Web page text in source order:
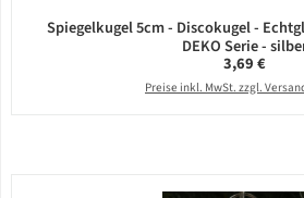
Spiegelkugel 5cm - Discokugel -
DEKO Serie -
Regulärer
3,69 €
Preise inkl. MwSt. zzgl.